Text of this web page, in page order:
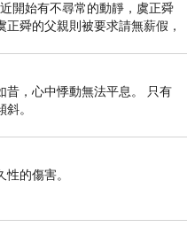
開始有不尋常的動靜，虞正舜
舜的父親則被要求請無薪假，
昔，心中悸動無法平息。 只有
。
的傷害。